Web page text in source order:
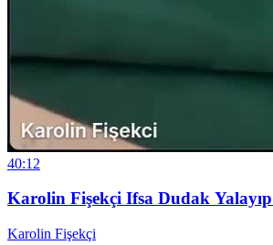
40:12
Karolin Fişekçi Ifsa Dudak
Karolin Fişekçi